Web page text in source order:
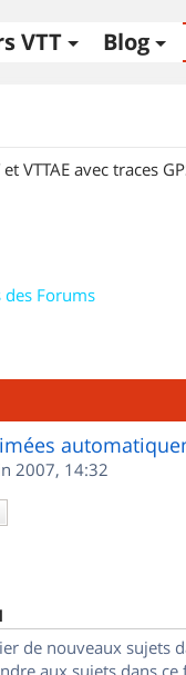
VTT Blog
VTTAE avec traces
Forums
2007, 14:32
de nouveaux sujets
aux sujets dans ce